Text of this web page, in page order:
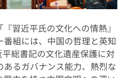
習近平氏の文化への情熱』
組には、中国の哲理と英知
総書記の文化遺産保護に対
るガバナンス能力、熱烈な